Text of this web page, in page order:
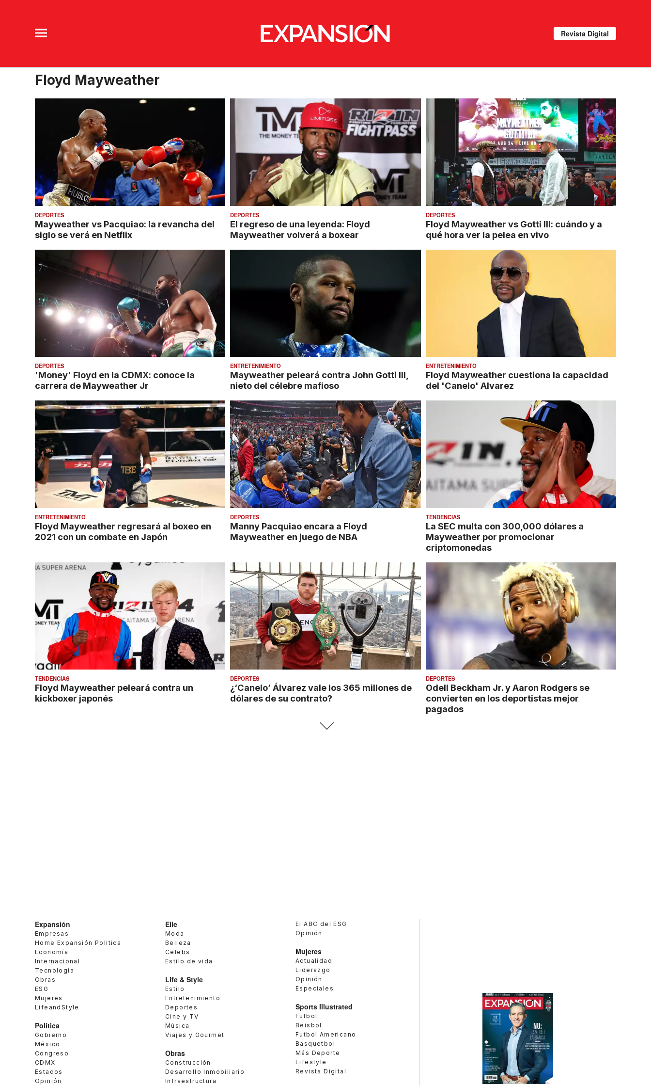
Revista Digital
Floyd Mayweather
DEPORTES
Mayweather vs Pacquiao: la revancha del
siglo se verá en Netflix
DEPORTES
El regreso de una leyenda: Floyd
Mayweather volverá a boxear
DEPORTES
Floyd Mayweather vs Gotti III: cuándo y a
qué hora ver la pelea en vivo
DEPORTES
'Money' Floyd en la CDMX: conoce la
carrera de Mayweather Jr
ENTRETENIMIENTO
Mayweather peleará contra John Gotti III,
nieto del célebre mafioso
ENTRETENIMIENTO
Floyd Mayweather cuestiona la capacidad
del 'Canelo' Alvarez
ENTRETENIMIENTO
Floyd Mayweather regresará al boxeo en
2021 con un combate en Japón
DEPORTES
Manny Pacquiao encara a Floyd
Mayweather en juego de NBA
TENDENCIAS
La SEC multa con 300,000 dólares a
Mayweather por promocionar
criptomonedas
TENDENCIAS
Floyd Mayweather peleará contra un
kickboxer japonés
DEPORTES
¿‘Canelo’ Álvarez vale los 365 millones de
dólares de su contrato?
DEPORTES
Odell Beckham Jr. y Aaron Rodgers se
convierten en los deportistas mejor
pagados
Expansión
Empresas
Home Expansión Politica
Economía
Internacional
Tecnología
Obras
ESG
Mujeres
LifeandStyle
Política
Gobierno
México
Congreso
CDMX
Estados
Opinión
Elle
Moda
Belleza
Celebs
Estilo de vida
Life & Style
Estilo
Entretenimiento
Deportes
Cine y TV
Música
Viajes y Gourmet
Obras
Construcción
Desarrollo Inmobiliario
Infraestructura
El ABC del ESG
Opinión
Mujeres
Actualidad
Liderazgo
Opinión
Especiales
Sports Illustrated
Futbol
Beisbol
Futbol Americano
Basquetbol
Más Deporte
Lifestyle
Revista Digital